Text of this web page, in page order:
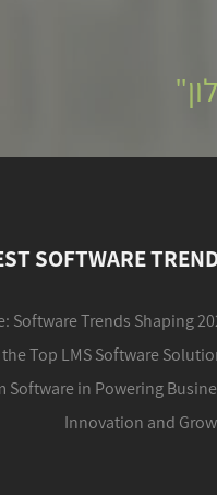
SOFTWARE
Software Trends Shaping
Top LMS Software
Software in Powering
Innovation and